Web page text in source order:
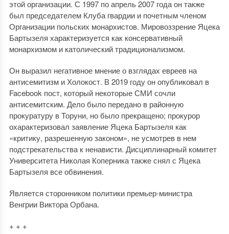
этой организации. С 1997 по апрель 2007 года он также
был председателем Клуба гвардии и почетным членом
Организации польских монархистов. Мировоззрение Яцека
Бартызеля характеризуется как консервативный
монархизмом и католический традиционализмом.
Он выразил негативное мнение о взглядах евреев на
антисемитизм и Холокост. В 2019 году он опубликовал в
Facebook пост, который некоторые СМИ сочли
антисемитским. Дело было передано в районную
прокуратуру в Торуни, но было прекращено; прокурор
охарактеризовал заявление Яцека Бартызеля как
«критику, разрешенную законом», не усмотрев в нем
подстрекательства к ненависти. Дисциплинарный комитет
Университета Николая Коперника также снял с Яцека
Бартызеля все обвинения.
Является сторонником политики премьер-министра
Венгрии Виктора Орбана.
+ + +